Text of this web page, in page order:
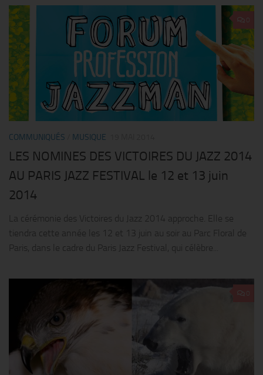
COMMUNIQUÉS MUSIQUE
LES NOMINES DES VICTOIRES DU JAZZ 2014
AU PARIS JAZZ FESTIVAL le 12 et 13 juin
2014
La cérémonie des Victoires du Jazz 2014 approche. Elle se
tiendra cette année les 12 et 13 juin au soir au Parc Floral de
Paris, dans le cadre du Paris Jazz Festival, qui célèbre...